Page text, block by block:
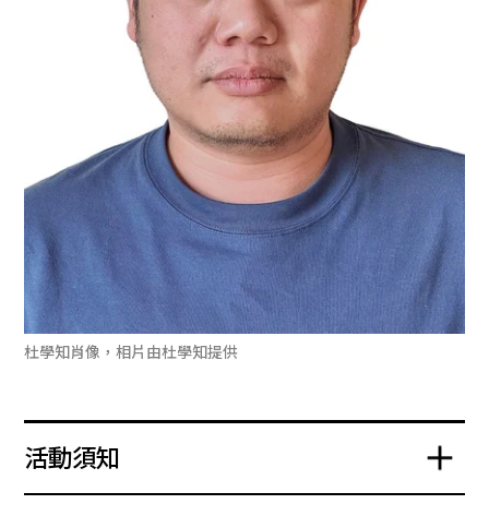
杜學知肖像，相片由杜學知提供
活動須知